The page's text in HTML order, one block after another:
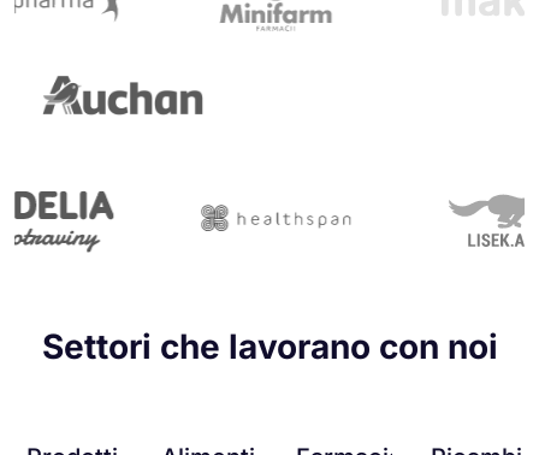
Settori che lavorano con noi